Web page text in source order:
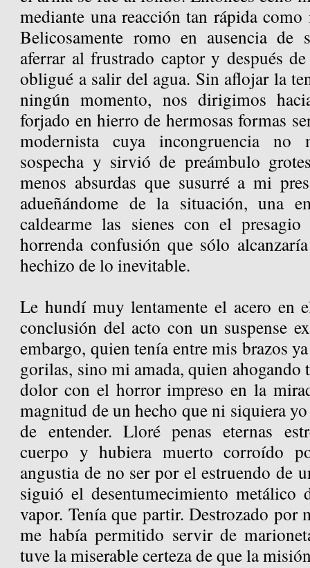
mediante una reacción tan rápida como
Belicosamente romo en ausencia de
aferrar al frustrado captor y después
obligué a salir del agua. Sin aflojar la
ningún momento, nos dirigimos
forjado en hierro de hermosas formas
modernista cuya incongruencia
sospecha y sirvió de preámbulo
menos absurdas que susurré a mi
adueñándome de la situación, una
caldearme las sienes con el
horrenda confusión que sólo
hechizo de lo inevitable.
Le hundí muy lentamente el acero en
conclusión del acto con un suspense
embargo, quien tenía entre mis brazos
gorilas, sino mi amada, quien ahogando
dolor con el horror impreso en la
magnitud de un hecho que ni siquiera
de entender. Lloré penas eternas
cuerpo y hubiera muerto corroído
angustia de no ser por el estruendo de
siguió el desentumecimiento metálico
vapor. Tenía que partir. Destrozado por
me había permitido servir de
tuve la miserable certeza de que la